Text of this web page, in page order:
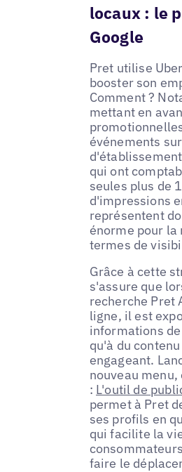
locaux : le
Google
Pret utilise
booster son
Comment ?
mettant en
événements
qui ont
seules plus de
d'impressions
représentent
énorme pour la
termes de
Grâce à cette
s'assure que
recherche Pret
ligne, il est
informations
qu'à du
engageant.
nouveau
: L'outil de
permet à Pret
ses profils en
qui facilite la
faire le